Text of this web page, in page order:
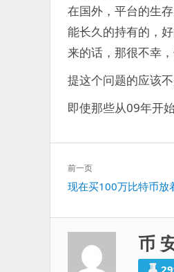
在国外，平台的生
能长久的持有的，
来的话，那很不幸
提这个问题的应该
即使那些从09年开
文
章
导
航
前一页
上
篇：
现在买100万比特币放
币